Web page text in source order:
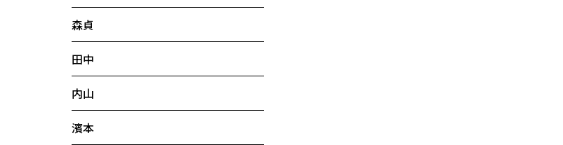
森貞
田中
内山
濱本